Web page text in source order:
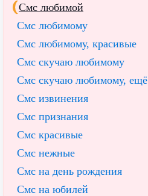
Смс любимой
Смс любимому
Смс любимому, красивые
Смс скучаю любимому
Смс скучаю любимому, ещё
Смс извинения
Смс признания
Смс красивые
Смс нежные
Смс на день рождения
Смс на юбилей